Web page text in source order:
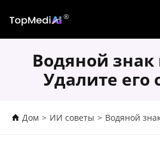
Водяной
Удалите его
Дом > ИИ советы > Водяной знак